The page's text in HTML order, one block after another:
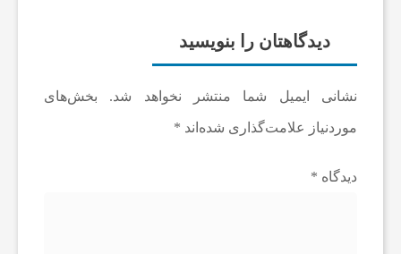
دیدگاهتان را بنویسید
نشانی ایمیل شما منتشر نخواهد شد. بخش‌های
موردنیاز علامت‌گذاری شده‌اند *
دیدگاه *